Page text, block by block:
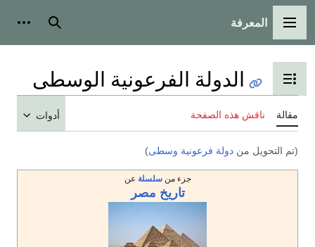
القائمة الرئيسية
المعرفة بحث
تبديل عرض جدول المحتويات
الدولة الفرعونية الوسطى
مقالة ناقش هذه الصفحة أدوات
(تم التحويل من دولة فرعونية وسطى)
جزء منسلسلة عن
تاريخ مصر